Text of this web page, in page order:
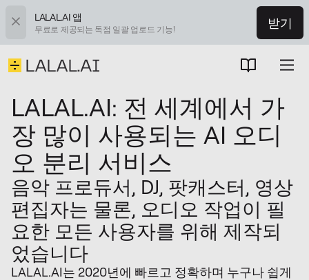
LALAL.AI 앱
무료로 제공되는 독점 일괄 업로드 기능! 받기
LALAL.AI: 전 세계에서 가
장 많이 사용되는 AI 오디
오 분리 서비스
음악 프로듀서, DJ, 팟캐스터, 영상
편집자는 물론, 오디오 작업이 필
요한 모든 사용자를 위해 제작되
었습니다
LALAL.AI는 2020년에 빠르고 정확하며 누구나 쉽게